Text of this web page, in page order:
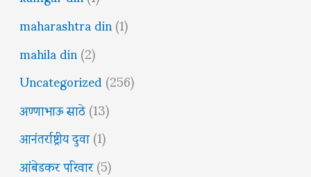
maharashtra din(1)
mahila din(2)
Uncategorized(256)
अण्णाभाऊ साठे(13)
आनंतर्राष्ट्रीय दुवा(1)
आंबेडकर परिवार(5)